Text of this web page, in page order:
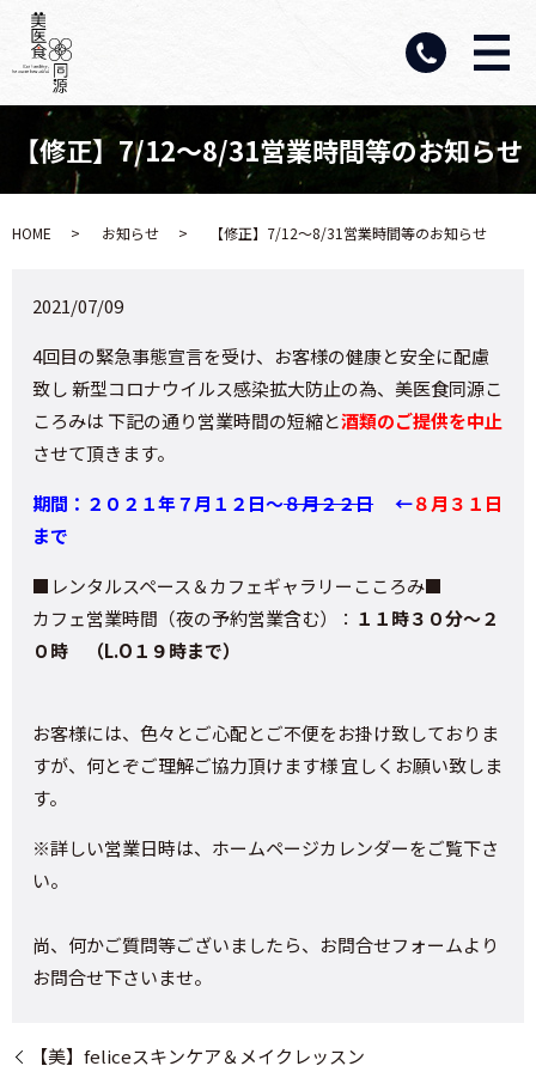
【修正】7/12～8/31営業時間等のお知らせ
HOME お知らせ 【修正】7/12～8/31営業時間等のお知らせ
2021/07/09
4回目の緊急事態宣言を受け、 お客様の健康と安全に配慮
致し 新型コロナウイルス感染拡大防止の為、美医食同源こ
ころみは 下記の通り営業時間の短縮と酒類のご提供を中止
させて頂きます。
期間：２０２１年７月１２日～８月２２日←８月３１日
まで
■レンタルスペース＆カフェギャラリーこころみ■
カフェ営業時間（夜の予約営業含む）： １１時３０分～２
０時 （L.O１９時まで）
お客様には、色々とご心配とご不便をお掛け致しておりま
すが、何とぞご理解ご協力頂けます様 宜しくお願い致しま
す。
※詳しい営業日時は、ホームページカレンダーをご覧下さ
い。
尚、何かご質問等ございましたら、お問合せフォームより
お問合せ下さいませ。
【美】feliceスキンケア＆メイクレッスン